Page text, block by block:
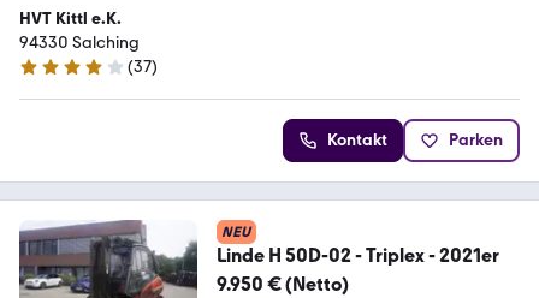
HVT Kittl e.K.
94330 Salching
4 Sterne
(37)
Kontakt Parken
NEU
Linde H 50D-02 - Triplex - 2021er
9.950 € (Netto)